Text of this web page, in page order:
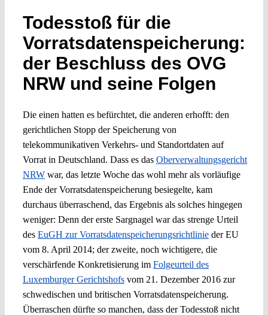
Todesstoß für die
Vorratsdatenspeicherung:
der Beschluss des OVG
NRW und seine Folgen
Die einen hatten es befürchtet, die anderen erhofft: den
gerichtlichen Stopp der Speicherung von
telekommunikativen Verkehrs- und Standortdaten auf
Vorrat in Deutschland. Dass es das Oberverwaltungsgericht
NRWwar, das letzte Woche das wohl mehr als vorläufige
Ende der Vorratsdatenspeicherung besiegelte, kam
durchaus überraschend, das Ergebnis als solches hingegen
weniger: Denn der erste Sargnagel war das strenge Urteil
des EuGH zur Vorratsdatenspeicherungsrichtlinieder EU
vom 8. April 2014; der zweite, noch wichtigere, die
verschärfende Konkretisierung im Folgeurteil des
Luxemburger Gerichtshofsvom 21. Dezember 2016 zur
schwedischen und britischen Vorratsdatenspeicherung.
Überraschen dürfte so manchen, dass der Todesstoß nicht